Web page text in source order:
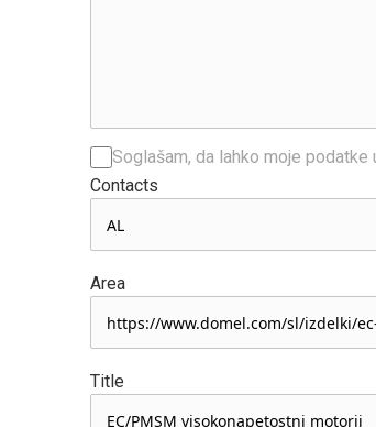
Soglašam, da lahko moje
Contacts
Area
Title